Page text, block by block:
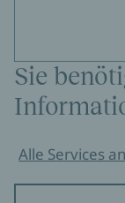
Sie
Alle Services